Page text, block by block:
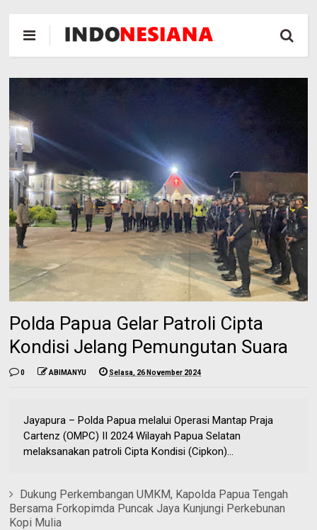
Polda Papua Gelar Patroli Cipta
Kondisi Jelang Pemungutan Suara
0 ABIMANYU Selasa, 26 November 2024
Jayapura – Polda Papua melalui Operasi Mantap Praja
Cartenz (OMPC) II 2024 Wilayah Papua Selatan
melaksanakan patroli Cipta Kondisi (Cipkon)...
Dukung Perkembangan UMKM, Kapolda Papua Tengah
Bersama Forkopimda Puncak Jaya Kunjungi Perkebunan
Kopi Mulia